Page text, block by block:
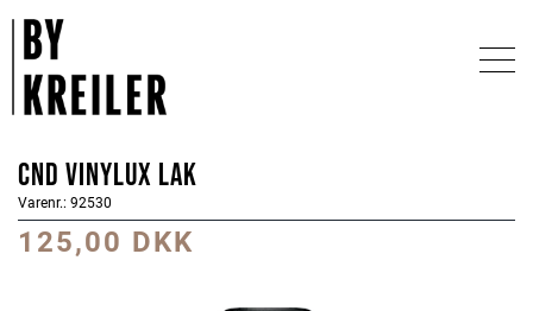
CND Vinylux Lak
Varenr.: 92530
125,00 DKK